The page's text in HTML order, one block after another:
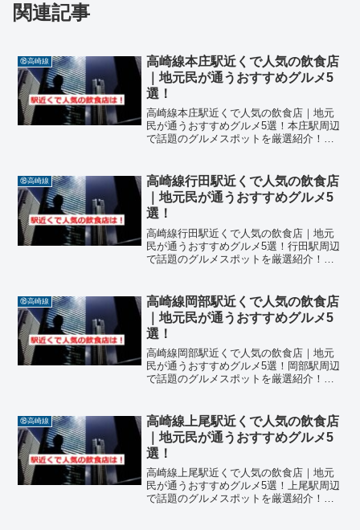
関連記事
⑱高崎線
高崎線本庄駅近くで人気の飲食店
｜地元民が通うおすすめグルメ5
選！
高崎線本庄駅近くで人気の飲食店｜地元
民が通うおすすめグルメ5選！本庄駅周辺
で話題のグルメスポットを厳選紹介！埼
集まり、地元民や通勤・通学客でにぎわ
うエリアです。近年、「...
⑱高崎線
高崎線行田駅近くで人気の飲食店
｜地元民が通うおすすめグルメ5
選！
高崎線行田駅近くで人気の飲食店｜地元
民が通うおすすめグルメ5選！行田駅周辺
で話題のグルメスポットを厳選紹介！埼
広がるエリアで、地元民に愛される飲食
店が点在しています。近...
⑱高崎線
高崎線岡部駅近くで人気の飲食店
｜地元民が通うおすすめグルメ5
選！
高崎線岡部駅近くで人気の飲食店｜地元
民が通うおすすめグルメ5選！岡部駅周辺
で話題のグルメスポットを厳選紹介！埼
の商店が並ぶエリアで、地元民に愛され
る飲食店が点在していま...
⑱高崎線
高崎線上尾駅近くで人気の飲食店
｜地元民が通うおすすめグルメ5
選！
高崎線上尾駅近くで人気の飲食店｜地元
民が通うおすすめグルメ5選！上尾駅周辺
で話題のグルメスポットを厳選紹介！埼